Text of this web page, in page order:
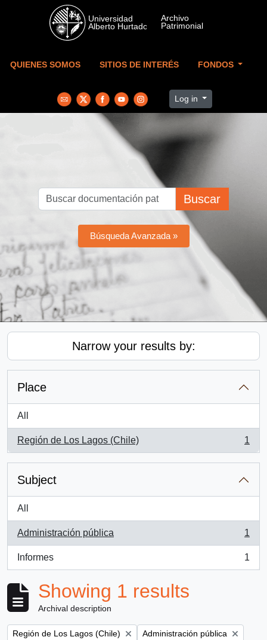
Skip to main content
QUIENES SOMOS SITIOS DE INTERÉS FONDOS
Log in
Buscar
Búsqueda Avanzada »
Narrow your results by:
Place
All
Región de Los Lagos (Chile)
, 1 results
1
Subject
All
Administración pública
, 1 results
1
Informes
, 1 results
1
Showing 1 results
Archival description
Remove filter:
Región de Los Lagos (Chile) Remove filter:
Administración pública